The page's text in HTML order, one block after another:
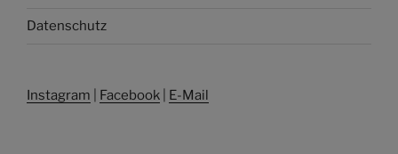
Datenschutz
Instagram Facebook E-Mail